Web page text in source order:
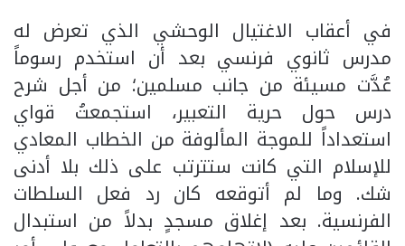
في أعقاب الاغتيال الوحشي الذي تعرض له
مدرس ثانوي فرنسي بعد أن استخدم رسوماً
عُدَّت مسيئة من جانب مسلمين؛ من أجل شرح
درس حول حرية التعبير، استجمعتُ قواي
استعداداً للموجة المألوفة من الخطاب المعادي
للإسلام التي كانت ستترتب على ذلك بلا أدنى
شك. وما لم أتوقعه كان رد فعل السلطات
الفرنسية. بعد إغلاق مسجدٍ بدلاً من استبدال